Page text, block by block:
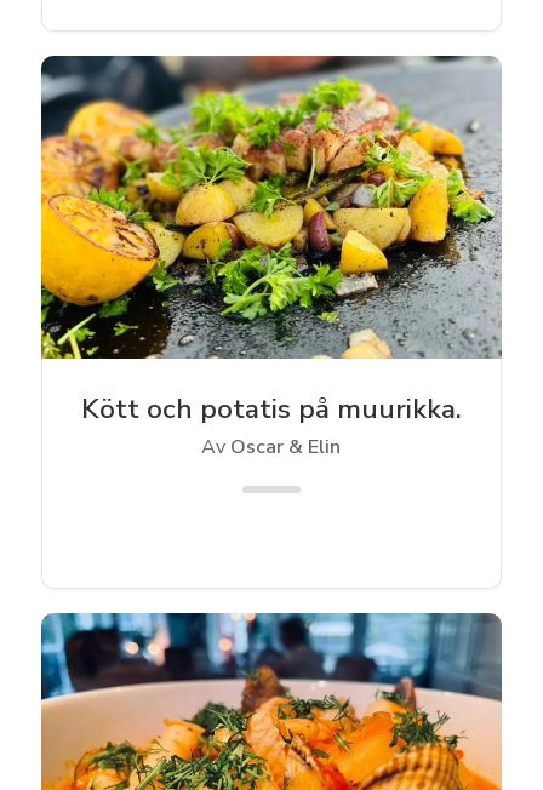
Kött och potatis på muurikka.
Av Oscar & Elin